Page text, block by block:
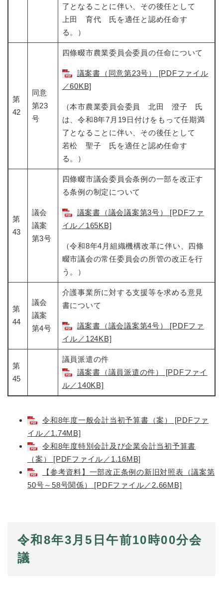
了となることに伴い、その後任として
上田 育代 氏を適任と認め任命す
る。）
第
42
同意
第23
号
四條畷市農業委員会委員の任命について
議案書（同意第23号） [PDFファイル
／60KB]
（本市農業委員会委員 北田 澄子 氏
は、令和8年7月19日付けをもって任期満
了となることに伴い、その後任として
若松 聖子 氏を適任と認め任命す
る。）
第
43
議会
議案
第3号
四條畷市議会委員会条例の一部を改正す
る条例の制定について
議案書（議会議案第3号） [PDFファ
イル／165KB]
（令和8年4月組織機構改革に伴い、四條
畷市議会の常任委員会の所管の改正を行
う。）
第
44
議会
議案
第4号
介護事業所に対する支援等を求める意見
書について
議案書（議会議案第4号） [PDFファ
イル／124KB]
第
45
議員派遣の件
議案書（議員派遣の件） [PDFファイ
ル／140KB]
令和8年度一般会計当初予算書（案） [PDFファ
イル／1.74MB]
令和8年度特別会計及び企業会計当初予算書
（案） [PDFファイル／1.16MB]
【参考資料】一部改正条例の新旧対照表（議案第
50号～58号関係） [PDFファイル／2.66MB]
令和8年3月5日午前10時00分会
議